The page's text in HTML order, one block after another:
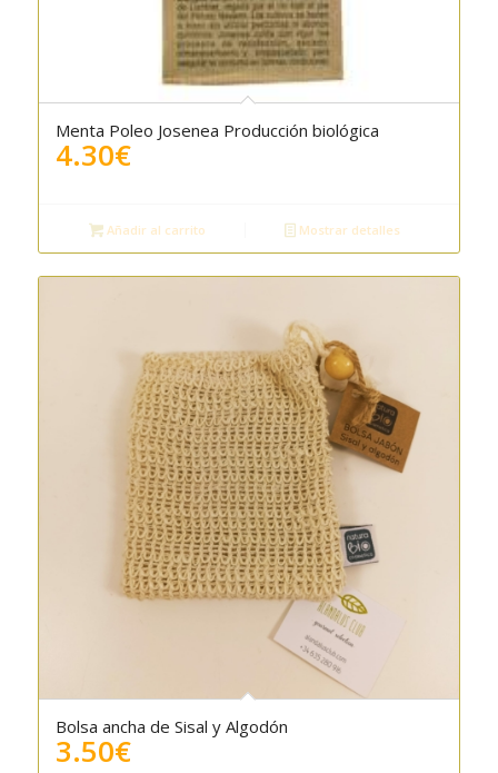
5.00
Menta Poleo Josenea Producción biológica
4.30€
Añadir al carrito Mostrar detalles
Bolsa ancha de Sisal y Algodón
3.50€